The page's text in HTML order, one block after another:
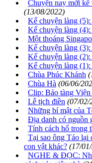
Chuyện nay mới
(13/08/2022)
Kể chuyện làng
Kể chuyện làng
Một thoáng
Kể chuyện làng (3):
Kể chuyện làng
Kể chuyện làng
Chùa Phúc Khánh
Chùa Hà (06/06/
Clip: Bảo tàng
Lễ tịch điền (07/02/
Những bí mật của
Địa danh có nguồn
Tính cách hổ trong
Tại sao ông Táo lại
con vật khác? (17/
NGHE & ĐỌC: